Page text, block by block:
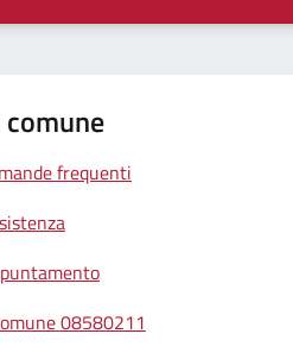
frequenti
08580211